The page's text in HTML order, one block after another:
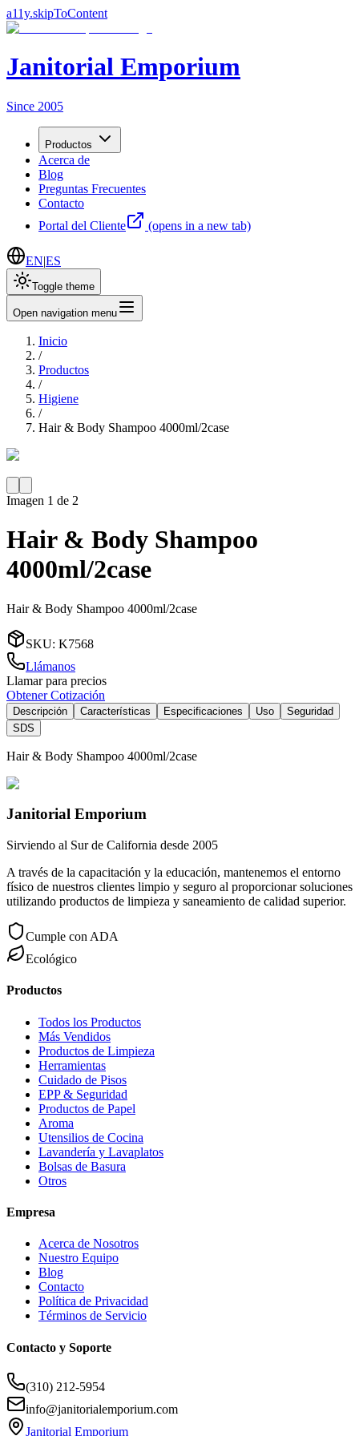
a11y.skipToContent
Janitorial Emporium
Since 2005
Productos
Acerca de
Blog
Preguntas Frecuentes
Contacto
Portal del Cliente
(opens in a new tab)
EN|ES
Toggle theme
Open navigation menu
Inicio
/
Productos
/
Higiene
/
Hair & Body Shampoo 4000ml/2case
Imagen 1 de 2
Hair & Body Shampoo
4000ml/2case
Hair & Body Shampoo 4000ml/2case
SKU: K7568
Llámanos
Llamar para precios
Obtener Cotización
Descripción Características Especificaciones Uso
Seguridad
SDS
Hair & Body Shampoo 4000ml/2case
Janitorial Emporium
Sirviendo al Sur de California desde 2005
A través de la capacitación y la educación, mantenemos el entorno
físico de nuestros clientes limpio y seguro al proporcionar soluciones
utilizando productos de limpieza y saneamiento de calidad superior.
Cumple con ADA
Ecológico
Productos
Todos los Productos
Más Vendidos
Productos de Limpieza
Herramientas
Cuidado de Pisos
EPP & Seguridad
Productos de Papel
Aroma
Utensilios de Cocina
Lavandería y Lavaplatos
Bolsas de Basura
Otros
Empresa
Acerca de Nosotros
Nuestro Equipo
Blog
Contacto
Política de Privacidad
Términos de Servicio
Contacto y Soporte
(310) 212-5954
info@janitorialemporium.com
Janitorial Emporium